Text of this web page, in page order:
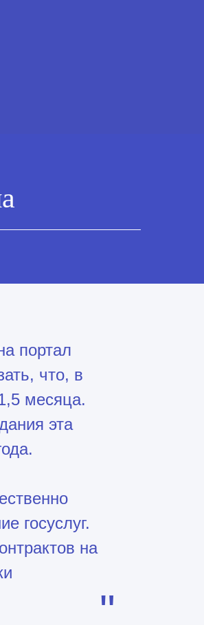
"
портал
что, в
месяца.
эта
госуслуг.
на